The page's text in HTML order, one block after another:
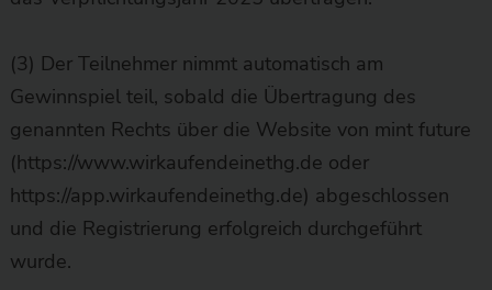
(3) Der Teilnehmer nimmt automatisch am
Gewinnspiel teil, sobald die Übertragung des
genannten Rechts über die Website von mint future
(https://www.wirkaufendeinethg.de oder
https://app.wirkaufendeinethg.de) abgeschlossen
und die Registrierung erfolgreich durchgeführt
wurde.